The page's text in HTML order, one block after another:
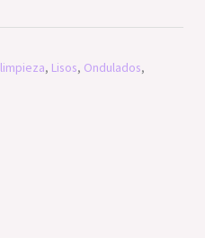
limpieza, Lisos, Ondulados,